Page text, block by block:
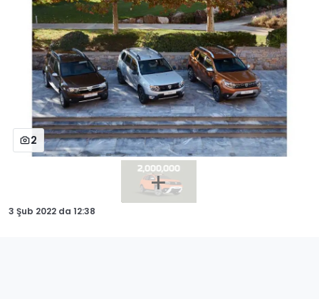
2
3 Şub 2022 da 12:38